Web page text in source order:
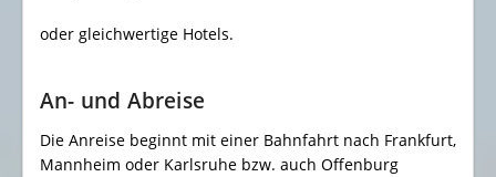
oder gleichwertige Hotels.
An- und Abreise
Die Anreise beginnt mit einer Bahnfahrt nach Frankfurt,
Mannheim oder Karlsruhe bzw. auch Offenburg